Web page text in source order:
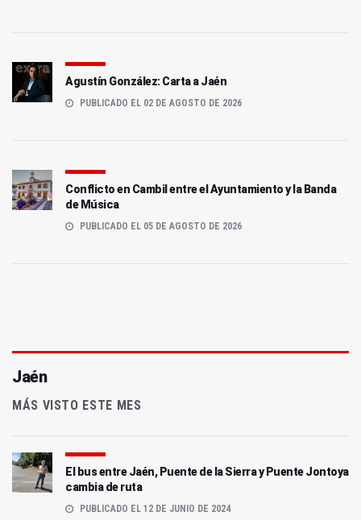
Agustín González: Carta a Jaén
PUBLICADO EL 02 DE AGOSTO DE 2026
Conflicto en Cambil entre el Ayuntamiento y la Banda
de Música
PUBLICADO EL 05 DE AGOSTO DE 2026
Jaén
MÁS VISTO ESTE MES
El bus entre Jaén, Puente de la Sierra y Puente Jontoya
cambia de ruta
PUBLICADO EL 12 DE JUNIO DE 2024